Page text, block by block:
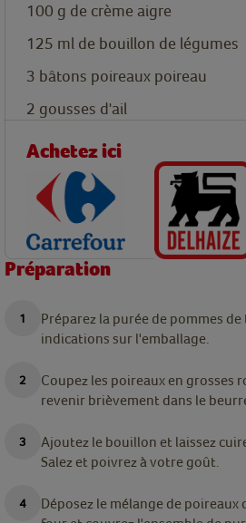
100 g de crème aigre
125 ml de bouillon de légumes
3 bâtons poireaux poireau
2 gousses d'ail
Achetez ici
Préparation
Préparez la purée de pommes
indications sur l'emballage.
Coupez les poireaux en grosses
revenir brièvement dans le
Ajoutez le bouillon et laissez
Salez et poivrez à votre goût.
Déposez le mélange de poireaux